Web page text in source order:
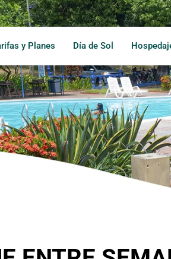
y Planes Día de Sol